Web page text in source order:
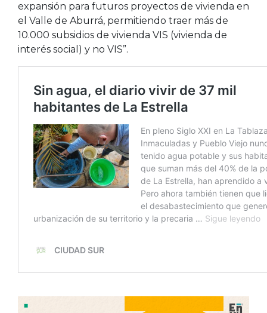
expansión para futuros proyectos de vivienda en
el Valle de Aburrá, permitiendo traer más de
10.000 subsidios de vivienda VIS (vivienda de
interés social) y no VIS”.